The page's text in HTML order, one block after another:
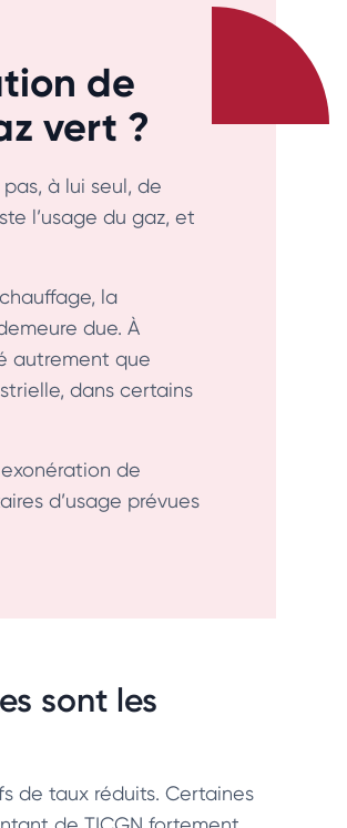
de
vert ?
à lui seul, de
l’usage du gaz, et
la
due. À
autrement que
dans certains
de
d’usage prévues
sont les
de taux réduits. Certaines